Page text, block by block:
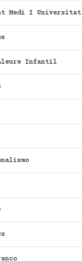
Medi I Universitat
Infantil